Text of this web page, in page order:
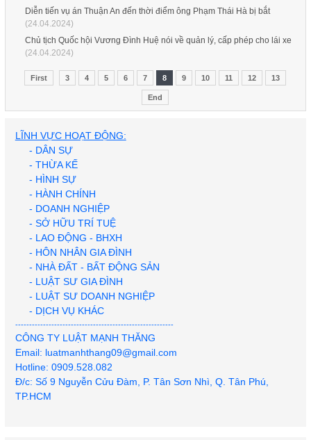
Diễn tiến vụ án Thuận An đến thời điểm ông Phạm Thái Hà bị bắt
(24.04.2024)
Chủ tịch Quốc hội Vương Đình Huệ nói về quản lý, cấp phép cho lái xe
(24.04.2024)
First 3 4 5 6 7 8 9 10 11 12 13
End
LĨNH VỰC HOẠT ĐỘNG:
- DÂN SỰ
- THỪA KẾ
- HÌNH SỰ
- HÀNH CHÍNH
- DOANH NGHIỆP
- SỞ HỮU TRÍ TUỆ
- LAO ĐỘNG - BHXH
- HÔN NHÂN GIA ĐÌNH
- NHÀ ĐẤT - BẤT ĐỘNG SẢN
- LUẬT SƯ GIA ĐÌNH
- LUẬT SƯ DOANH NGHIỆP
- DỊCH VỤ KHÁC
---------------------------------------------------------
CÔNG TY LUẬT MẠNH THĂNG
Email: luatmanhthang09@gmail.com
Hotline: 0909.528.082
Đ/c: Số 9 Nguyễn Cửu Đàm, P. Tân Sơn Nhì, Q. Tân Phú,
TP.HCM
Khởi tố 71 người trong chuyên án ma túy ở TP.HCM, có
ca sĩ Long Nhật và Sơn Ngọc Minh
Người phụ nữ hành hung hàng xóm tại chung cư ở Hà
Nội được trả tự do tại toà